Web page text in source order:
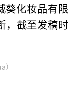
葵化妆品有限
，截至发稿时
）